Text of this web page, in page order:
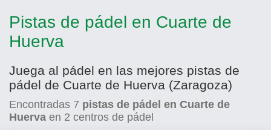
Pistas de pádel en Cuarte de
Huerva
Juega al pádel en las mejores pistas de
pádel de Cuarte de Huerva (Zaragoza)
Encontradas 7 pistas de pádel en Cuarte de
Huerva en 2 centros de pádel